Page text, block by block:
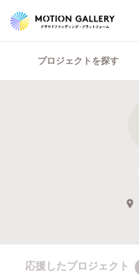
プロジェクトを探す
応援したプロジェクト